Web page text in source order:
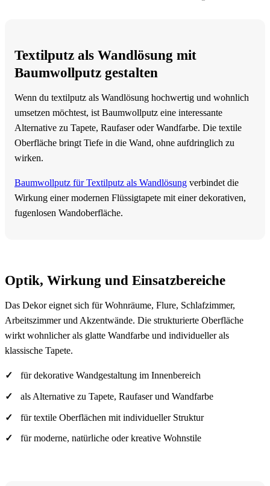
Textilputz als Wandlösung mit
Baumwollputz gestalten
Wenn du textilputz als Wandlösung hochwertig und wohnlich
umsetzen möchtest, ist Baumwollputz eine interessante
Alternative zu Tapete, Raufaser oder Wandfarbe. Die textile
Oberfläche bringt Tiefe in die Wand, ohne aufdringlich zu
wirken.
Baumwollputz für Textilputz als Wandlösung verbindet die
Wirkung einer modernen Flüssigtapete mit einer dekorativen,
fugenlosen Wandoberfläche.
Optik, Wirkung und Einsatzbereiche
Das Dekor eignet sich für Wohnräume, Flure, Schlafzimmer,
Arbeitszimmer und Akzentwände. Die strukturierte Oberfläche
wirkt wohnlicher als glatte Wandfarbe und individueller als
klassische Tapete.
für dekorative Wandgestaltung im Innenbereich
als Alternative zu Tapete, Raufaser und Wandfarbe
für textile Oberflächen mit individueller Struktur
für moderne, natürliche oder kreative Wohnstile